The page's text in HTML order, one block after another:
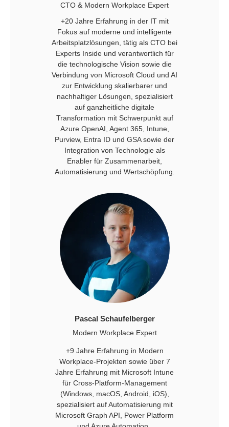
CTO & Modern Workplace Expert
+20 Jahre Erfahrung in der IT mit
Fokus auf moderne und intelligente
Arbeitsplatzlösungen, tätig als CTO bei
Experts Inside und verantwortlich für
die technologische Vision sowie die
Verbindung von Microsoft Cloud und AI
zur Entwicklung skalierbarer und
nachhaltiger Lösungen, spezialisiert
auf ganzheitliche digitale
Transformation mit Schwerpunkt auf
Azure OpenAI, Agent 365, Intune,
Purview, Entra ID und GSA sowie der
Integration von Technologie als
Enabler für Zusammenarbeit,
Automatisierung und Wertschöpfung.
Pascal Schaufelberger
Modern Workplace Expert
+9 Jahre Erfahrung in Modern
Workplace-Projekten sowie über 7
Jahre Erfahrung mit Microsoft Intune
für Cross-Platform-Management
(Windows, macOS, Android, iOS),
spezialisiert auf Automatisierung mit
Microsoft Graph API, Power Platform